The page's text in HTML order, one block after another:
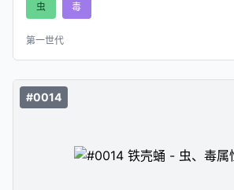
虫 毒
第一世代
#0014